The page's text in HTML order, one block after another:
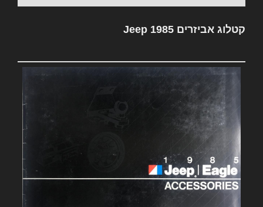
קטלוג אביזרים Jeep 1985